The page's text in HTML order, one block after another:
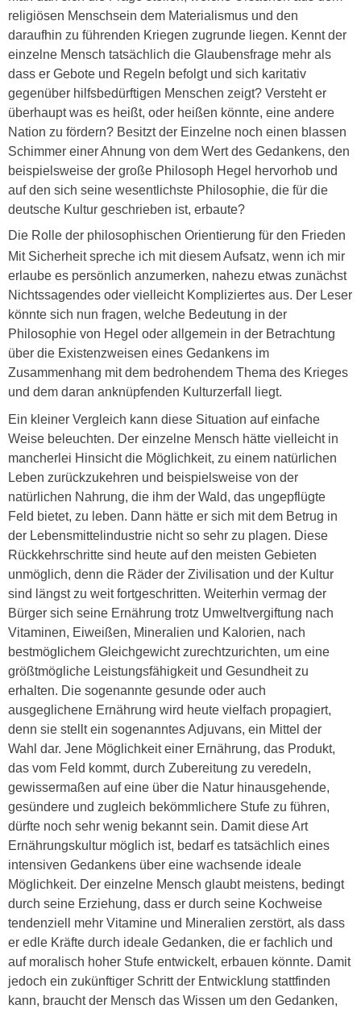
religiösen Menschsein dem Materialismus und den
daraufhin zu führenden Kriegen zugrunde liegen. Kennt der
einzelne Mensch tatsächlich die Glaubensfrage mehr als
dass er Gebote und Regeln befolgt und sich karitativ
gegenüber hilfsbedürftigen Menschen zeigt? Versteht er
überhaupt was es heißt, oder heißen könnte, eine andere
Nation zu fördern? Besitzt der Einzelne noch einen blassen
Schimmer einer Ahnung von dem Wert des Gedankens, den
beispielsweise der große Philosoph Hegel hervorhob und
auf den sich seine wesentlichste Philosophie, die für die
deutsche Kultur geschrieben ist, erbaute?
Die Rolle der philosophischen Orientierung für den Frieden
Mit Sicherheit spreche ich mit diesem Aufsatz, wenn ich mir
erlaube es persönlich anzumerken, nahezu etwas zunächst
Nichtssagendes oder vielleicht Kompliziertes aus. Der Leser
könnte sich nun fragen, welche Bedeutung in der
Philosophie von Hegel oder allgemein in der Betrachtung
über die Existenzweisen eines Gedankens im
Zusammenhang mit dem bedrohendem Thema des Krieges
und dem daran anknüpfenden Kulturzerfall liegt.
Ein kleiner Vergleich kann diese Situation auf einfache
Weise beleuchten. Der einzelne Mensch hätte vielleicht in
mancherlei Hinsicht die Möglichkeit, zu einem natürlichen
Leben zurückzukehren und beispielsweise von der
natürlichen Nahrung, die ihm der Wald, das ungepflügte
Feld bietet, zu leben. Dann hätte er sich mit dem Betrug in
der Lebensmittelindustrie nicht so sehr zu plagen. Diese
Rückkehrschritte sind heute auf den meisten Gebieten
unmöglich, denn die Räder der Zivilisation und der Kultur
sind längst zu weit fortgeschritten. Weiterhin vermag der
Bürger sich seine Ernährung trotz Umweltvergiftung nach
Vitaminen, Eiweißen, Mineralien und Kalorien, nach
bestmöglichem Gleichgewicht zurechtzurichten, um eine
größtmögliche Leistungsfähigkeit und Gesundheit zu
erhalten. Die sogenannte gesunde oder auch
ausgeglichene Ernährung wird heute vielfach propagiert,
denn sie stellt ein sogenanntes Adjuvans, ein Mittel der
Wahl dar. Jene Möglichkeit einer Ernährung, das Produkt,
das vom Feld kommt, durch Zubereitung zu veredeln,
gewissermaßen auf eine über die Natur hinausgehende,
gesündere und zugleich bekömmlichere Stufe zu führen,
dürfte noch sehr wenig bekannt sein. Damit diese Art
Ernährungskultur möglich ist, bedarf es tatsächlich eines
intensiven Gedankens über eine wachsende ideale
Möglichkeit. Der einzelne Mensch glaubt meistens, bedingt
durch seine Erziehung, dass er durch seine Kochweise
tendenziell mehr Vitamine und Mineralien zerstört, als dass
er edle Kräfte durch ideale Gedanken, die er fachlich und
auf moralisch hoher Stufe entwickelt, erbauen könnte. Damit
jedoch ein zukünftiger Schritt der Entwicklung stattfinden
kann, braucht der Mensch das Wissen um den Gedanken,